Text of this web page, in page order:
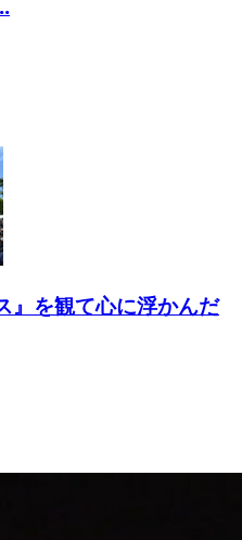
』を観て心に浮かんだ